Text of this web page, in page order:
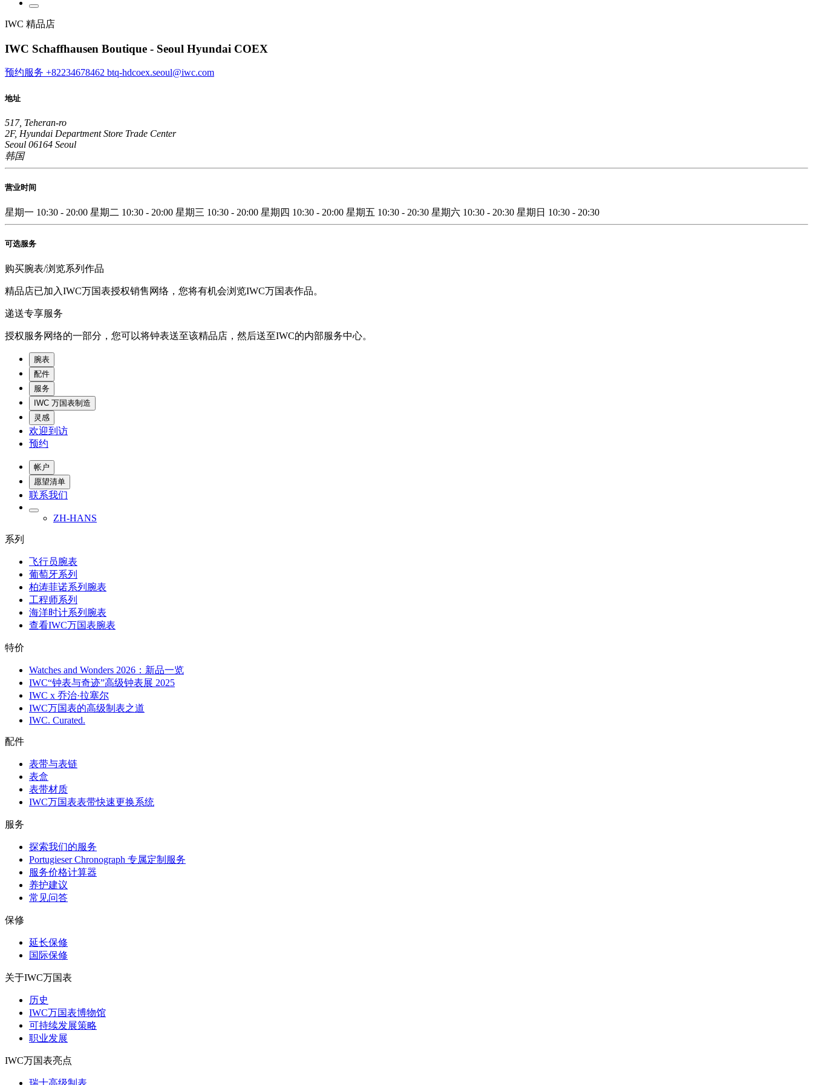
IWC 精品店
IWC Schaffhausen Boutique - Seoul Hyundai COEX
预约服务 +82234678462 btq-hdcoex.seoul@iwc.com
地址
517, Teheran-ro
2F, Hyundai Department Store Trade Center
Seoul 06164 Seoul
韩国
营业时间
星期一 10:30 - 20:00 星期二 10:30 - 20:00 星期三 10:30 - 20:00 星期四 10:30 - 20:00 星期五 10:30 - 20:30 星期六 10:30 - 20:30 星期日 10:30 - 20:30
可选服务
购买腕表/浏览系列作品
精品店已加入IWC万国表授权销售网络，您将有机会浏览IWC万国表作品。
递送专享服务
授权服务网络的一部分，您可以将钟表送至该精品店，然后送至IWC的内部服务中心。
腕表
配件
服务
IWC 万国表制造
灵感
欢迎到访
预约
帐户
愿望清单
联系我们
ZH-HANS
系列
飞行员腕表
葡萄牙系列
柏涛菲诺系列腕表
工程师系列
海洋时计系列腕表
查看IWC万国表腕表
特价
Watches and Wonders 2026：新品一览
IWC“钟表与奇迹”高级钟表展 2025
IWC x 乔治·拉塞尔
IWC万国表的高级制表之道
IWC. Curated.
配件
表带与表链
表盒
表带材质
IWC万国表表带快速更换系统
服务
探索我们的服务
Portugieser Chronograph 专属定制服务
服务价格计算器
养护建议
常见问答
保修
延长保修
国际保修
关于IWC万国表
历史
IWC万国表博物馆
可持续发展策略
职业发展
IWC万国表亮点